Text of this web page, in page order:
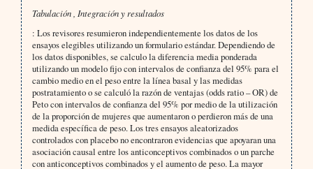
Tabulación , Integración y resultados
: Los revisores resumieron independientemente los datos de los
ensayos elegibles utilizando un formulario estándar. Dependiendo de
los datos disponibles, se calculo la diferencia media ponderada
utilizando un modelo fijo con intervalos de confianza del 95% para el
cambio medio en el peso entre la línea basal y las medidas
postratamiento o se calculó la razón de ventajas (odds ratio – OR) de
Peto con intervalos de confianza del 95% por medio de la utilización
de la proporción de mujeres que aumentaron o perdieron más de una
medida específica de peso. Los tres ensayos aleatorizados
controlados con placebo no encontraron evidencias que apoyaran una
asociación causal entre los anticonceptivos combinados o un parche
con anticonceptivos combinados y el aumento de peso. La mayor